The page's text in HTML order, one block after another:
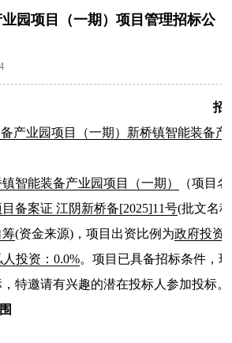
园项目（一期）项目管理招标公
招
产业园项目（一期）新桥镇智能装备
智能装备产业园项目（一期）
（项目
备案证 江阴新桥备[2025]11号(批文名
筹(资金来源)，项目出资比例为政府投资
投资：0.0%。项目已具备招标条件，
特邀请有兴趣的潜在投标人参加投标。